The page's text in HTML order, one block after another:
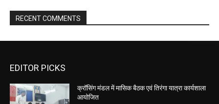
RECENT COMMENTS
EDITOR PICKS
क्रॉसिंग मंडल में मासिक बैठक एवं तिरंगा यात्रा कार्यशाला
आयोजित